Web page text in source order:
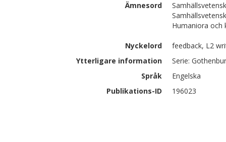
Ämnesord
Humaniora
Nyckelord
feedback, L2
Ytterligare information
Serie:
Språk
Engelska
Publikations-ID
196023